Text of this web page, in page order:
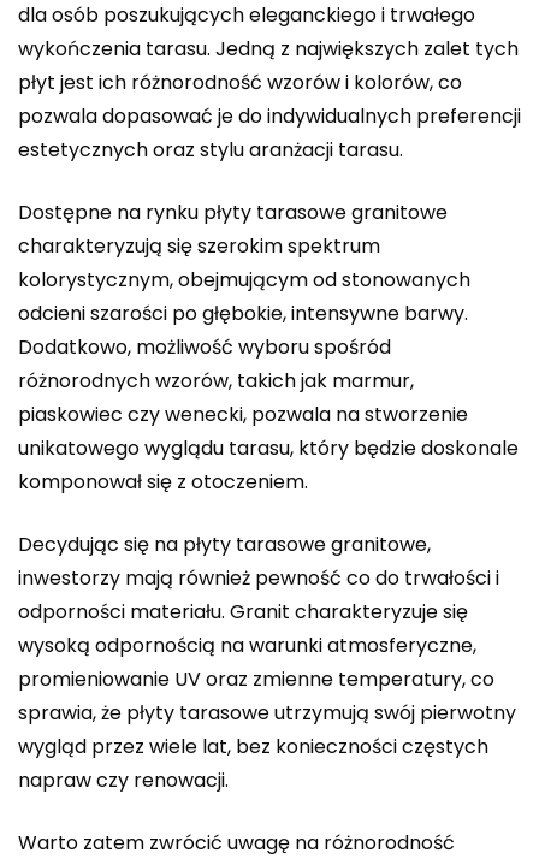
dla osób poszukujących eleganckiego i trwałego
wykończenia tarasu. Jedną z największych zalet tych
płyt jest ich różnorodność wzorów i kolorów, co
pozwala dopasować je do indywidualnych preferencji
estetycznych oraz stylu aranżacji tarasu.
Dostępne na rynku płyty tarasowe granitowe
charakteryzują się szerokim spektrum
kolorystycznym, obejmującym od stonowanych
odcieni szarości po głębokie, intensywne barwy.
Dodatkowo, możliwość wyboru spośród
różnorodnych wzorów, takich jak marmur,
piaskowiec czy wenecki, pozwala na stworzenie
unikatowego wyglądu tarasu, który będzie doskonale
komponował się z otoczeniem.
Decydując się na płyty tarasowe granitowe,
inwestorzy mają również pewność co do trwałości i
odporności materiału. Granit charakteryzuje się
wysoką odpornością na warunki atmosferyczne,
promieniowanie UV oraz zmienne temperatury, co
sprawia, że płyty tarasowe utrzymują swój pierwotny
wygląd przez wiele lat, bez konieczności częstych
napraw czy renowacji.
Warto zatem zwrócić uwagę na różnorodność